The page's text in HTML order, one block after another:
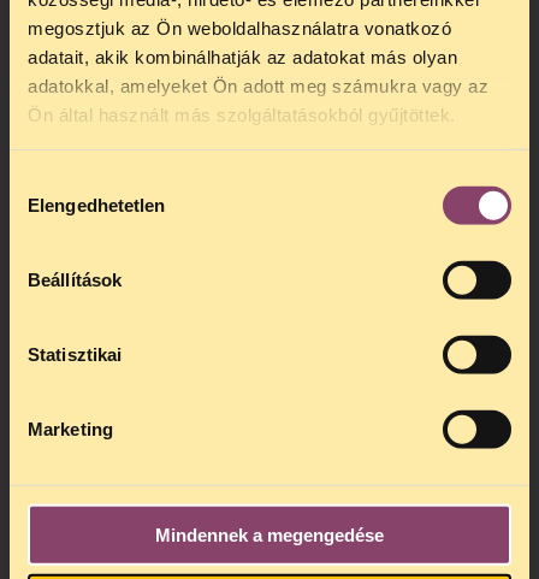
megosztjuk az Ön weboldalhasználatra vonatkozó
adatait, akik kombinálhatják az adatokat más olyan
adatokkal, amelyeket Ön adott meg számukra vagy az
Ön által használt más szolgáltatásokból gyűjtöttek.
kiválasztása
Elengedhetetlen
Beállítások
Statisztikai
Marketing
Mindennek a megengedése